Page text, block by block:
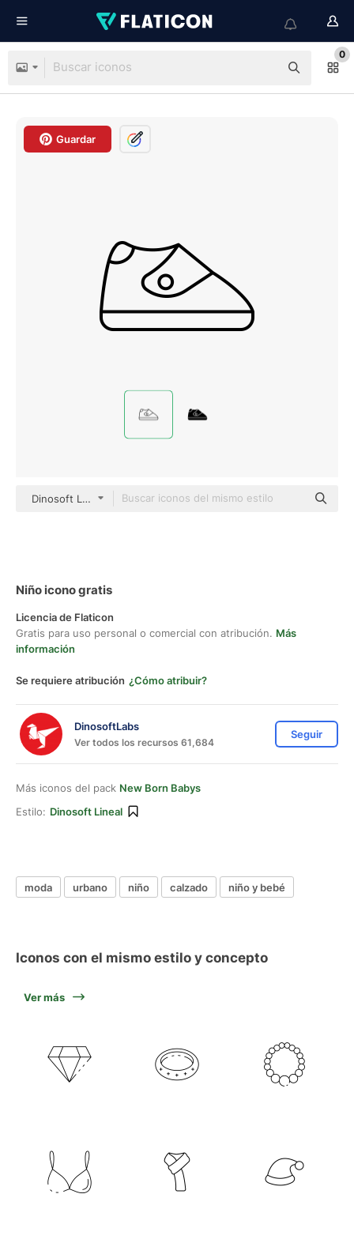
0
Guardar
Dinosoft Lineal
Niño icono gratis
Licencia de Flaticon
Gratis para uso personal o comercial con atribución. Más
información
Se requiere atribución ¿Cómo atribuir?
DinosoftLabs
Ver todos los recursos 61,684
Seguir
Más iconos del pack New Born Babys
Estilo: Dinosoft Lineal
moda urbano niño calzado niño y bebé
Iconos con el mismo estilo y concepto
Ver más